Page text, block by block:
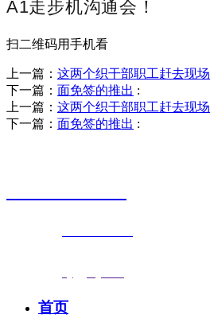
A1走步机沟通会！
扫二维码用手机看
上一篇： 这两个织干部职工赶去现场
下一篇： 面免签的推出 :
上一篇： 这两个织干部职工赶去现场
下一篇： 面免签的推出 :
首页